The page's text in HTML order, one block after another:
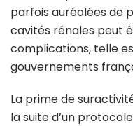
parfois auréolées de
cavités rénales peut
complications, telle
gouvernements
La prime de
la suite d’un